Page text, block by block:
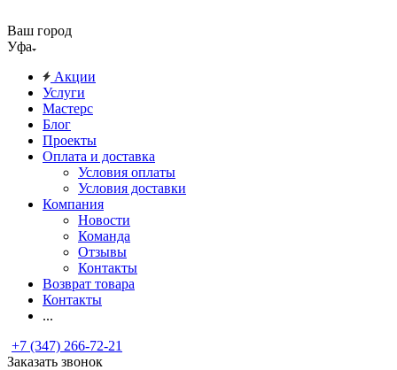
Ваш город
Уфа
Акции
Услуги
Мастерс
Блог
Проекты
Оплата и доставка
Условия оплаты
Условия доставки
Компания
Новости
Команда
Отзывы
Контакты
Возврат товара
Контакты
...
+7 (347) 266-72-21
Заказать звонок